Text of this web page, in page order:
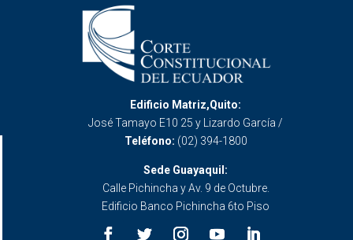
Edificio Matriz,Quito:
José Tamayo E10 25 y Lizardo García /
Teléfono: (02) 394-1800
Sede Guayaquil:
Calle Pichincha y Av. 9 de Octubre.
Edificio Banco Pichincha 6to Piso